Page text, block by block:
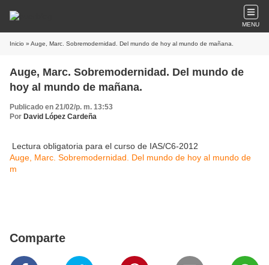
MENU
Inicio » Auge, Marc. Sobremodernidad. Del mundo de hoy al mundo de mañana.
Auge, Marc. Sobremodernidad. Del mundo de
hoy al mundo de mañana.
Publicado en 21/02/p. m. 13:53
Por David López Cardeña
Lectura obligatoria para el curso de IAS/C6-2012
Auge, Marc. Sobremodernidad. Del mundo de hoy al mundo de
m
Comparte